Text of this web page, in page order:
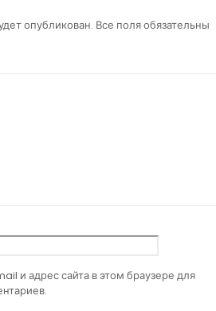
опубликован. Все поля обязательны
и адрес сайта в этом браузере для